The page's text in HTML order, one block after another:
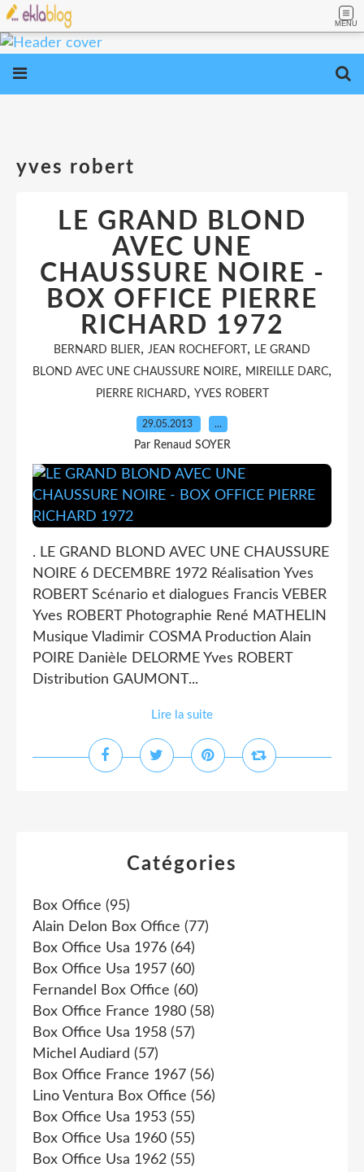
MENU
yves robert
LE GRAND BLOND
AVEC UNE
CHAUSSURE NOIRE -
BOX OFFICE PIERRE
RICHARD 1972
BERNARD BLIER, JEAN ROCHEFORT , LE GRAND
BLOND AVEC UNE CHAUSSURE NOIRE, MIREILLE DARC,
PIERRE RICHARD, YVES ROBERT
29.05.2013 …
Par Renaud SOYER
. LE GRAND BLOND AVEC UNE CHAUSSURE
NOIRE 6 DECEMBRE 1972 Réalisation Yves
ROBERT Scénario et dialogues Francis VEBER
Yves ROBERT Photographie René MATHELIN
Musique Vladimir COSMA Production Alain
POIRE Danièle DELORME Yves ROBERT
Distribution GAUMONT...
Lire la suite
Catégories
Box Office (95)
Alain Delon Box Office (77)
Box Office Usa 1976 (64)
Box Office Usa 1957 (60)
Fernandel Box Office (60)
Box Office France 1980 (58)
Box Office Usa 1958 (57)
Michel Audiard (57)
Box Office France 1967 (56)
Lino Ventura Box Office (56)
Box Office Usa 1953 (55)
Box Office Usa 1960 (55)
Box Office Usa 1962 (55)